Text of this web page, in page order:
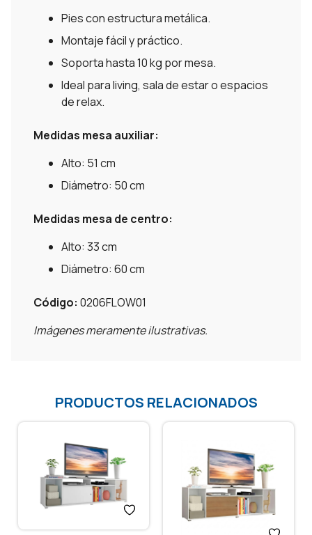
Pies con estructura metálica.
Montaje fácil y práctico.
Soporta hasta 10 kg por mesa.
Ideal para living, sala de estar o espacios
de relax.
Medidas mesa auxiliar:
Alto: 51 cm
Diámetro: 50 cm
Medidas mesa de centro:
Alto: 33 cm
Diámetro: 60 cm
Código: 0206FLOW01
Imágenes meramente ilustrativas.
PRODUCTOS RELACIONADOS